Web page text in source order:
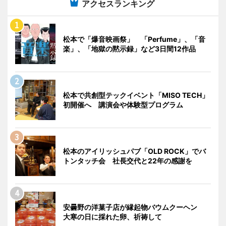
アクセスランキング
松本で「爆音映画祭」 「Perfume」、「音
楽」、「地獄の黙示録」など3日間12作品
松本で共創型テックイベント「MISO TECH」
初開催へ 講演会や体験型プログラム
松本のアイリッシュパブ「OLD ROCK」でバ
トンタッチ会 社長交代と22年の感謝を
安曇野の洋菓子店が縁起物バウムクーヘン
大寒の日に採れた卵、祈祷して